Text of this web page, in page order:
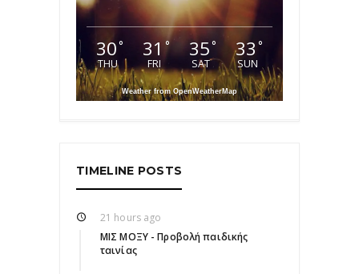
30°
THU
31°
FRI
35°
SAT
33 °
SUN
Weather from OpenWeatherMap
TIMELINE POSTS
21 hours ago
ΜΙΣ ΜΟΞΥ - Προβολή παιδικής
ταινίας